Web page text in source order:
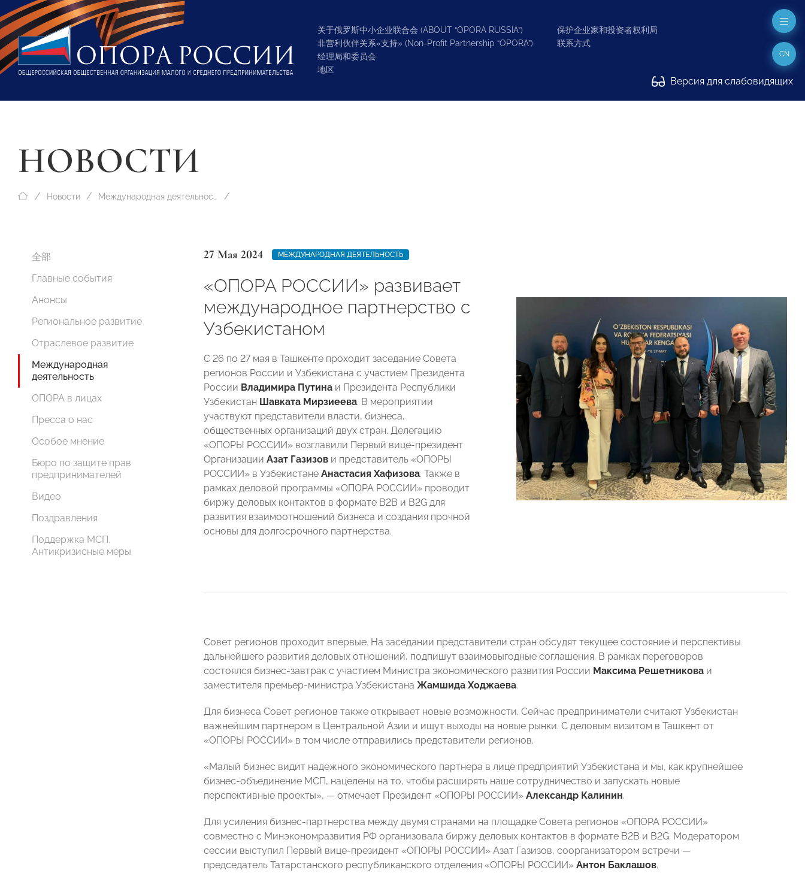
关于俄罗斯中小企业联合会 (ABOUT “OPORA RUSSIA”)
非营利伙伴关系«支持» (Non-Profit Partnership “OPORA”)
经理局和委员会
地区
保护企业家和投资者权利局
联系方式
Версия для слабовидящих
CN
НОВОСТИ
Новости Международная деятельность
全部
Главные события
Анонсы
Региональное развитие
Отраслевое развитие
Международная
деятельность
ОПОРА в лицах
Пресса о нас
Особое мнение
Бюро по защите прав
предпринимателей
Видео
Поздравления
Поддержка МСП.
Антикризисные меры
27 Мая 2024 МЕЖДУНАРОДНАЯ ДЕЯТЕЛЬНОСТЬ
«ОПОРА РОССИИ» развивает
международное партнерство с
Узбекистаном
С 26 по 27 мая в Ташкенте проходит заседание Совета
регионов России и Узбекистана с участием Президента
России Владимира Путина и Президента Республики
Узбекистан Шавката Мирзиеева. В мероприятии
участвуют представители власти, бизнеса,
общественных организаций двух стран. Делегацию
«ОПОРЫ РОССИИ» возглавили Первый вице-президент
Организации Азат Газизов и представитель «ОПОРЫ
РОССИИ» в Узбекистане Анастасия Хафизова. Также в
рамках деловой программы «ОПОРА РОССИИ» проводит
биржу деловых контактов в формате B2B и B2G для
развития взаимоотношений бизнеса и создания прочной
основы для долгосрочного партнерства.
Совет регионов проходит впервые. На заседании представители стран обсудят текущее состояние и перспективы
дальнейшего развития деловых отношений, подпишут взаимовыгодные соглашения. В рамках переговоров
состоялся бизнес-завтрак с участием Министра экономического развития России Максима Решетникова и
заместителя премьер-министра Узбекистана Жамшида Ходжаева.
Для бизнеса Совет регионов также открывает новые возможности. Сейчас предприниматели считают Узбекистан
важнейшим партнером в Центральной Азии и ищут выходы на новые рынки. С деловым визитом в Ташкент от
«ОПОРЫ РОССИИ» в том числе отправились представители регионов.
«Малый бизнес видит надежного экономического партнера в лице предприятий Узбекистана и мы, как крупнейшее
бизнес-объединение МСП, нацелены на то, чтобы расширять наше сотрудничество и запускать новые
перспективные проекты», — отмечает Президент «ОПОРЫ РОССИИ» Александр Калинин.
Для усиления бизнес-партнерства между двумя странами на площадке Совета регионов «ОПОРА РОССИИ»
совместно с Минэкономразвития РФ организовала биржу деловых контактов в формате B2B и B2G. Модератором
сессии выступил Первый вице-президент «ОПОРЫ РОССИИ» Азат Газизов, соорганизатором встречи —
председатель Татарстанского республиканского отделения «ОПОРЫ РОССИИ» Антон Баклашов.